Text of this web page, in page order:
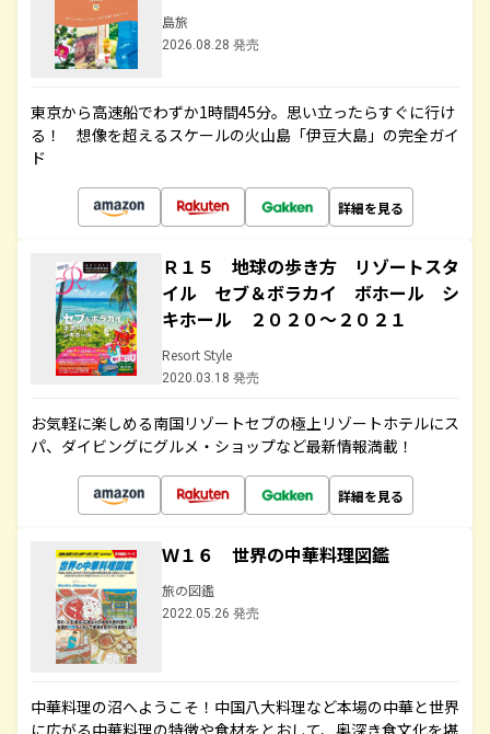
島旅
2026.08.28 発売
東京から高速船でわずか1時間45分。思い立ったらすぐに行け
る！ 想像を超えるスケールの火山島「伊豆大島」の完全ガイ
ド
詳細を見る
Ｒ１５ 地球の歩き方 リゾートスタ
イル セブ＆ボラカイ ボホール シ
キホール ２０２０～２０２１
Resort Style
2020.03.18 発売
お気軽に楽しめる南国リゾートセブの極上リゾートホテルにス
パ、ダイビングにグルメ・ショップなど最新情報満載！
詳細を見る
Ｗ１６ 世界の中華料理図鑑
旅の図鑑
2022.05.26 発売
中華料理の沼へようこそ！中国八大料理など本場の中華と世界
に広がる中華料理の特徴や食材をとおして、奥深き食文化を堪